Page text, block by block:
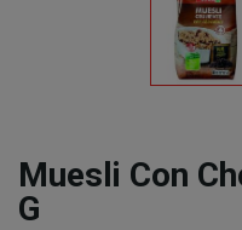
Muesli Con
G